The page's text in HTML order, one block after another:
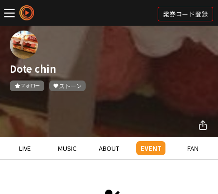
発券コード登録
Dote chin
フォロー ストーン
LIVE MUSIC ABOUT EVENT FAN